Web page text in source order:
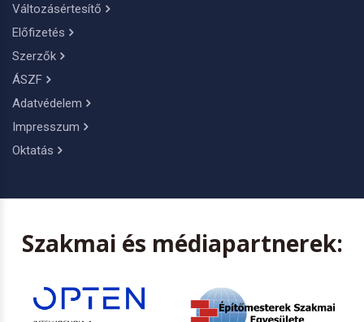
Változásértesítő
Előfizetés
Szerzők
ÁSZF
Adatvédelem
Impresszum
Oktatás
Szakmai és médiapartnerek: